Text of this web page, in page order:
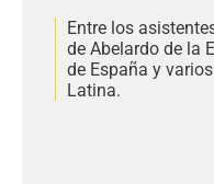
Entre los
de Abelardo de la
de España y
Latina.